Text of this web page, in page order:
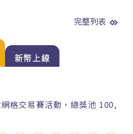
完整列表
新幣上線
格交易賽活動，總獎池 100,